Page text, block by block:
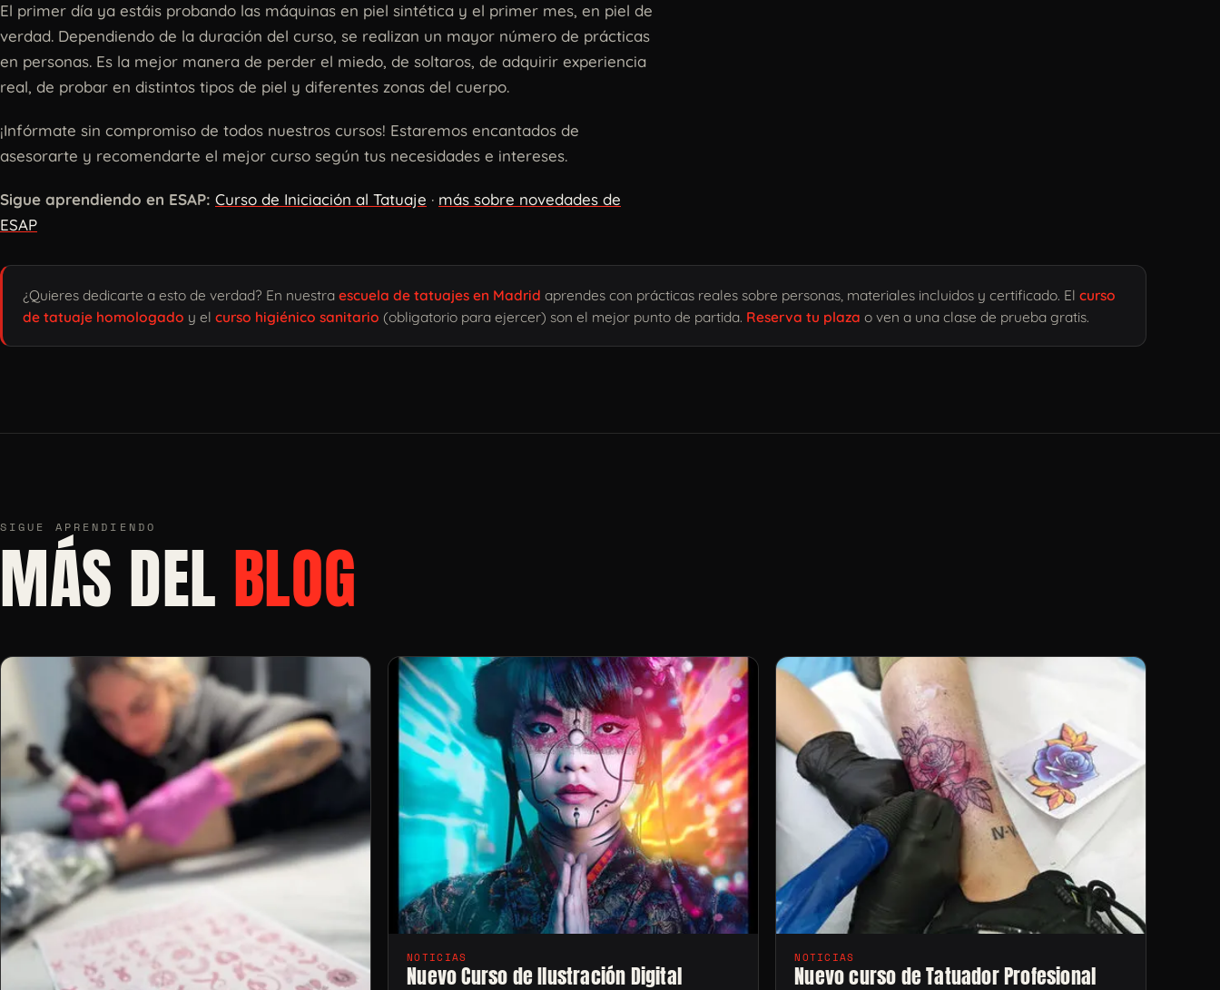
El primer día ya estáis probando las máquinas en piel sintética y el primer mes, en piel de
verdad. Dependiendo de la duración del curso, se realizan un mayor número de prácticas
en personas. Es la mejor manera de perder el miedo, de soltaros, de adquirir experiencia
real, de probar en distintos tipos de piel y diferentes zonas del cuerpo.
¡Infórmate sin compromiso de todos nuestros cursos! Estaremos encantados de
asesorarte y recomendarte el mejor curso según tus necesidades e intereses.
Sigue aprendiendo en ESAP: Curso de Iniciación al Tatuaje · más sobre novedades de
ESAP
¿Quieres dedicarte a esto de verdad? En nuestra escuela de tatuajes en Madrid aprendes con prácticas reales sobre personas, materiales incluidos y certificado. El curso
de tatuaje homologado y el curso higiénico sanitario (obligatorio para ejercer) son el mejor punto de partida. Reserva tu plaza o ven a una clase de prueba gratis.
SIGUE APRENDIENDO
MÁS DEL BLOG
NOTICIAS
Nuevo Curso de Ilustración Digital
NOTICIAS
Nuevo curso de Tatuador Profesional